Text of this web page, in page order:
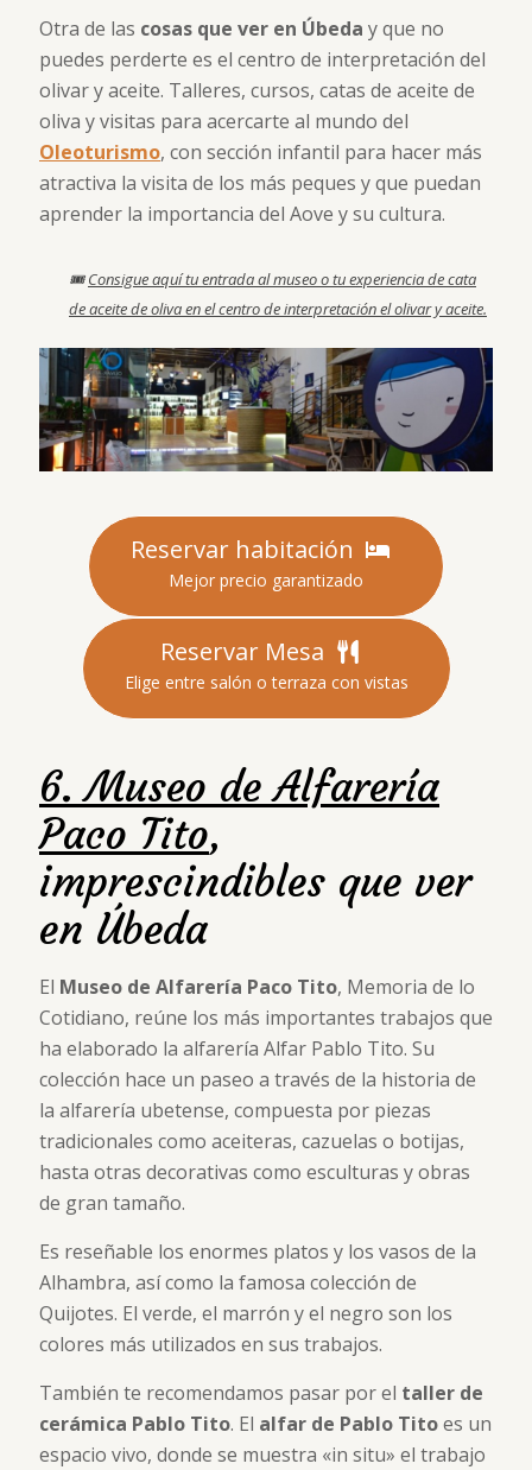
Otra de las cosas que ver en Úbeda y que no
puedes perderte es el centro de interpretación del
olivar y aceite. Talleres, cursos, catas de aceite de
oliva y visitas para acercarte al mundo del
Oleoturismo, con sección infantil para hacer más
atractiva la visita de los más peques y que puedan
aprender la importancia del Aove y su cultura.
🎟Consigue aquí tu entrada al museo o tu experiencia de cata
de aceite de oliva en el centro de interpretación el olivar y aceite.
Reservar habitación
Mejor precio garantizado
Reservar Mesa
Elige entre salón o terraza con vistas
6. Museo de Alfarería
Paco Tito,
imprescindibles que ver
en Úbeda
El Museo de Alfarería Paco Tito, Memoria de lo
Cotidiano, reúne los más importantes trabajos que
ha elaborado la alfarería Alfar Pablo Tito. Su
colección hace un paseo a través de la historia de
la alfarería ubetense, compuesta por piezas
tradicionales como aceiteras, cazuelas o botijas,
hasta otras decorativas como esculturas y obras
de gran tamaño.
Es reseñable los enormes platos y los vasos de la
Alhambra, así como la famosa colección de
Quijotes. El verde, el marrón y el negro son los
colores más utilizados en sus trabajos.
También te recomendamos pasar por el taller de
cerámica Pablo Tito. El alfar de Pablo Titoes un
espacio vivo, donde se muestra «in situ» el trabajo